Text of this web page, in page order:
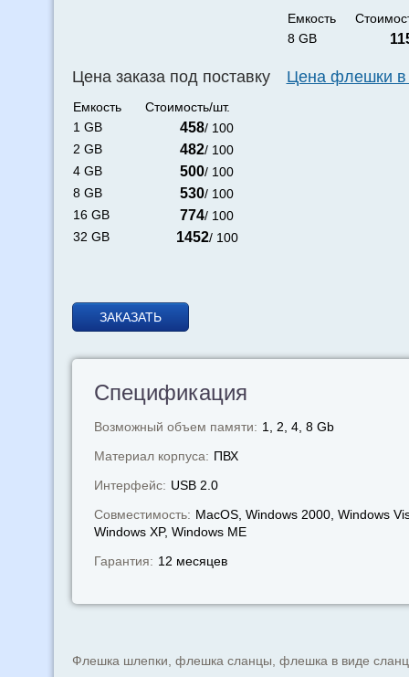
Цена заказа под поставку
Емкость
Стоимость/шт.
1 GB
458/ 100
2 GB
482/ 100
4 GB
500/ 100
8 GB
530/ 100
16 GB
774/ 100
32 GB
1452/ 100
Емкость
8 GB
Цена флешки в
ЗАКАЗАТЬ
Спецификация
Возможный объем памяти: 1, 2, 4, 8 Gb
Материал корпуса: ПВХ
Интерфейс: USB 2.0
Совместимость: MacOS, Windows 2000, Windows
Windows XP, Windows МЕ
Гарантия: 12 месяцев
Флешка шлепки, флешка сланцы, флешка в виде